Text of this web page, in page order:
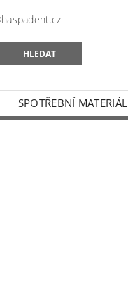
SPOTŘEBNÍ MATERIÁL